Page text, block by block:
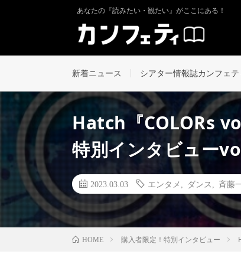
あなたの『読みたい・観たい』がここにある！
新着ニュース シアター情報誌カンフェテ
Hatch『COLORs
特別インタビュー
2023.03.03 エンタメ ダンス 斉藤
HOME 購入者限定！特別インタビュー